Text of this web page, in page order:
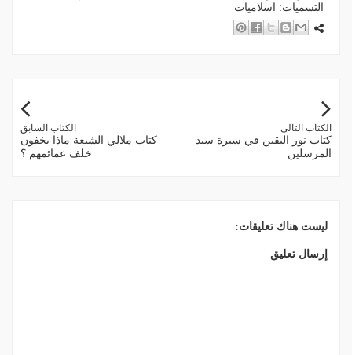
التسميات:
اسلاميات
الكتاب السابق
كتاب ملالي الشيعة ماذا يخفون
خلف عمائمهم ؟
الكتاب التالى
كتاب نور اليقين في سيرة سيد
المرسلين
ليست هناك تعليقات:
إرسال تعليق